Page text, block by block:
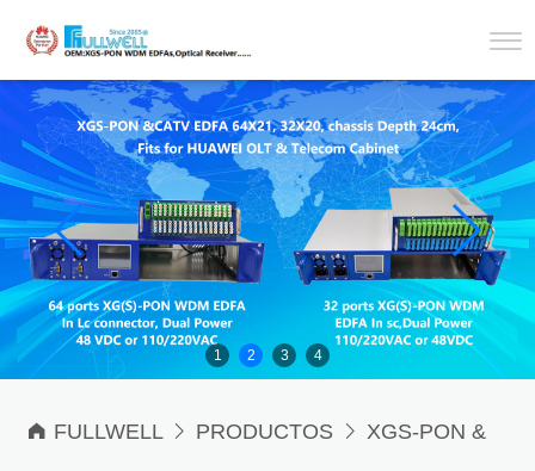
1 2 3 4
 FULLWELL PRODUCTOS XGS-PON &